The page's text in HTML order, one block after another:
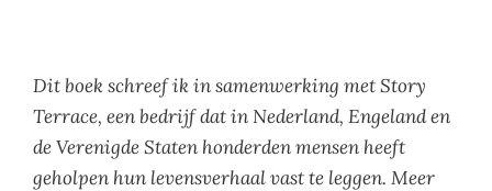
Dit boek schreef ik in samenwerking met Story
Terrace, een bedrijf dat in Nederland, Engeland en
de Verenigde Staten honderden mensen heeft
geholpen hun levensverhaal vast te leggen. Meer